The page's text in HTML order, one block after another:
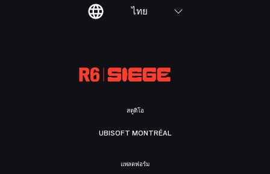
ไทย
สตูดิโอ
UBISOFT MONTRÉAL
แพลตฟอร์ม